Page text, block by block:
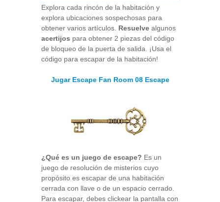
Explora cada rincón de la habitación y
explora ubicaciones sospechosas para
obtener varios artículos. Resuelve algunos
acertijos para obtener 2 piezas del código
de bloqueo de la puerta de salida. ¡Usa el
código para escapar de la habitación!
Jugar Escape Fan Room 08 Escape
¿Qué es un juego de escape? Es un
juego de resolución de misterios cuyo
propósito es escapar de una habitación
cerrada con llave o de un espacio cerrado.
Para escapar, debes clickear la pantalla con